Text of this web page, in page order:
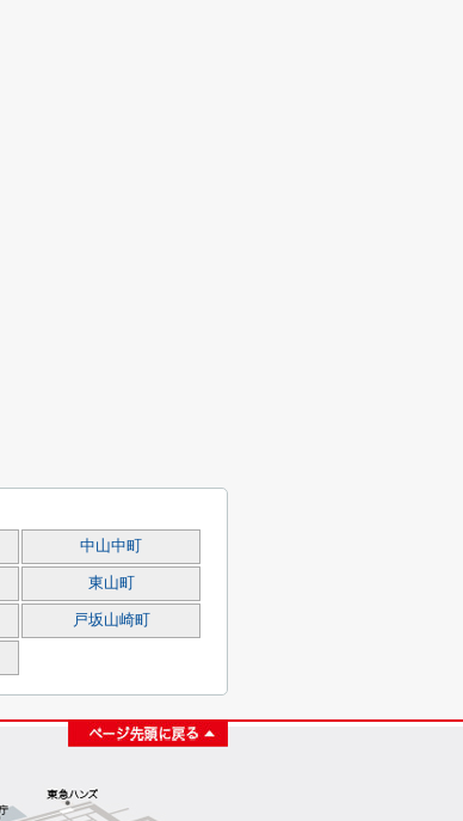
中山中町
東山町
戸坂山崎町